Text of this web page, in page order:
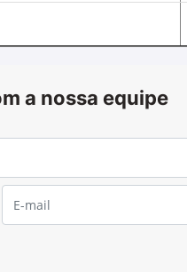
Óleo para
O Hydrau-Gard 68 é um
desenvolvido para aplicações
à oxidação, bem como alta